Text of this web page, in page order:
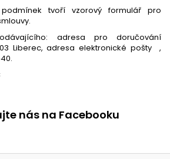
tvoří vzorový formulář pro
adresa pro doručování
Liberec, adresa elektronické pošty ,
nás na Facebooku